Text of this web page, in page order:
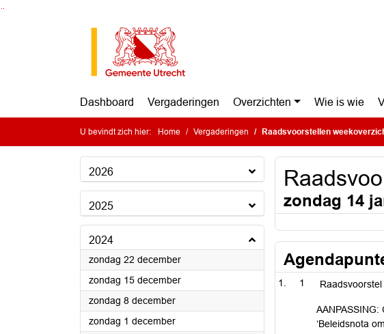
Dashboard Vergaderingen Overzichten Wie is wie
U bevindt zich hier: Home Vergaderingen Raadsvoorstellen
2026
2025
2024
zondag 22 december2024
zondag 15 december2024
zondag 8 december2024
zondag 1 december2024
zondag 14
1
‘Beleidsnota